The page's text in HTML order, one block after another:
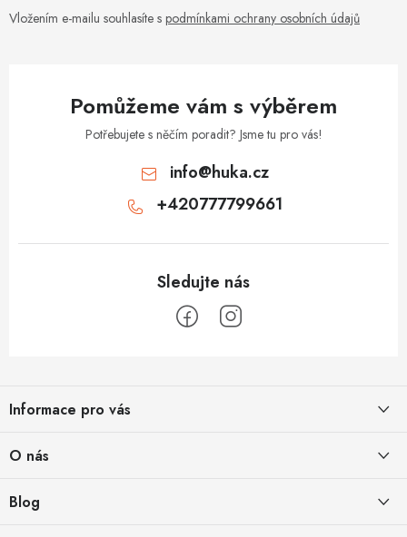
Vložením e-mailu souhlasíte s podmínkami ochrany osobních údajů
Pomůžeme vám s výběrem
Potřebujete s něčím poradit? Jsme tu pro vás!
info@huka.cz
+420777799661
p
a
Informace pro vás
Obchodní podmínky
Podmínky ochrany osobních údajů
O nás
Půjčovna
Blog